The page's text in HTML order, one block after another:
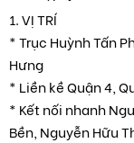
1. VỊ TRÍ
* Trục Huỳnh Tấn
Hưng
* Liền kề Quận 4,
* Kết nối nhanh
Bền, Nguyễn Hữu